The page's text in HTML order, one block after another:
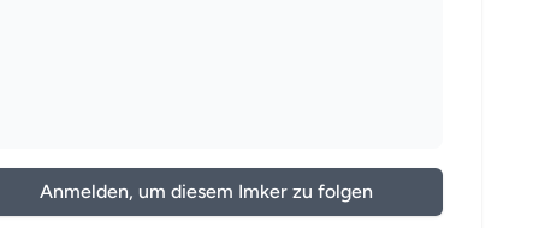
Anmelden, um diesem Imker zu folgen